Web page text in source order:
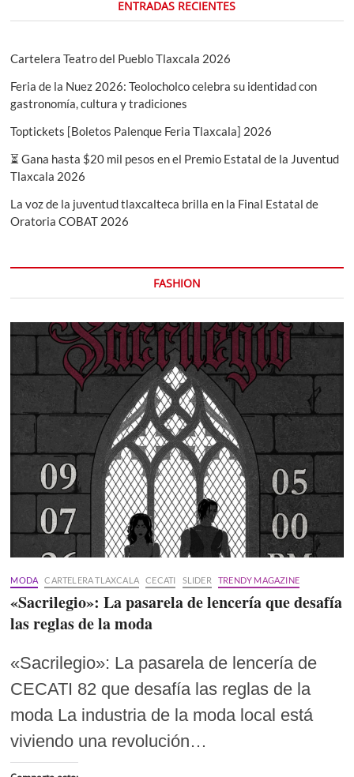
2025
ENTRADAS RECIENTES
Cartelera Teatro del Pueblo Tlaxcala 2026
Feria de la Nuez 2026: Teolocholco celebra su identidad con
gastronomía, cultura y tradiciones
Toptickets [Boletos Palenque Feria Tlaxcala] 2026
⏳ Gana hasta $20 mil pesos en el Premio Estatal de la Juventud
Tlaxcala 2026
La voz de la juventud tlaxcalteca brilla en la Final Estatal de
Oratoria COBAT 2026
FASHION
MODA CARTELERA TLAXCALA CECATI SLIDER TRENDY MAGAZINE
«Sacrilegio»: La pasarela de lencería que desafía
las reglas de la moda
«Sacrilegio»: La pasarela de lencería de
CECATI 82 que desafía las reglas de la
moda La industria de la moda local está
viviendo una revolución…